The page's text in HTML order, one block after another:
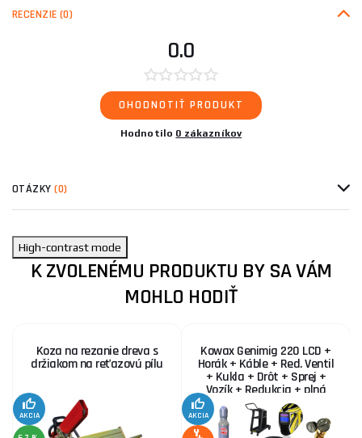
RECENZIE (0)
0.0
OHODNOTIŤ PRODUKT
Hodnotilo 0 zákazníkov
OTÁZKY(0)
High-contrast mode
K ZVOLENÉMU PRODUKTU BY SA VÁM
MOHLO HODIŤ
Koza na rezanie dreva s
držiakom na reťazovú pílu
AKCIA
Kowax Genimig 220 LCD +
Horák + Káble + Red. Ventil
+ Kukla + Drôt + Sprej +
Vozík + Redukcia + plná
Fľaša Co2
AKCIA